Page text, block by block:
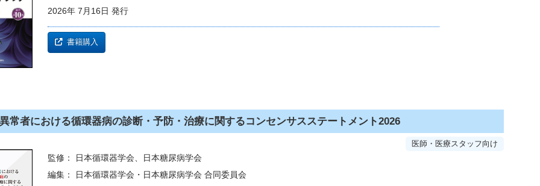
2026年 7月16日 発行
書籍購入
常者における循環器病の診断・予防・治療に関するコンセンサスステートメント2026
医師・医療スタッフ向け
監修： 日本循環器学会、日本糖尿病学会
編集： 日本循環器学会・日本糖尿病学会 合同委員会